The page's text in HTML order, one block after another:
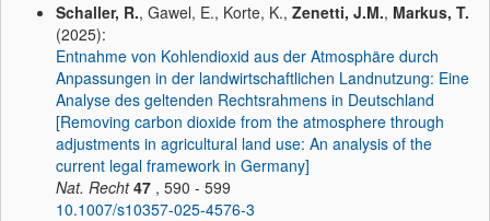
Schaller, R., Gawel, E., Korte, K., Zenetti, J.M., Markus, T.
(2025):
Entnahme von Kohlendioxid aus der Atmosphäre durch
Anpassungen in der landwirtschaftlichen Landnutzung: Eine
Analyse des geltenden Rechtsrahmens in Deutschland
[Removing carbon dioxide from the atmosphere through
adjustments in agricultural land use: An analysis of the
current legal framework in Germany]
Nat. Recht 47 , 590 - 599
10.1007/s10357-025-4576-3